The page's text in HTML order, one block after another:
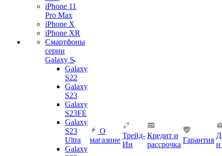
iPhone 11
Pro Max
iPhone X
iPhone XR
Смартфоны
серии
Galaxy S
Galaxy
S22
Galaxy
S23
Galaxy
S23FE
Galaxy
S23
Ultra
Galaxy
О
магазине
Трейд-
Ин
Кредит и
рассрочка
Гарантия
и